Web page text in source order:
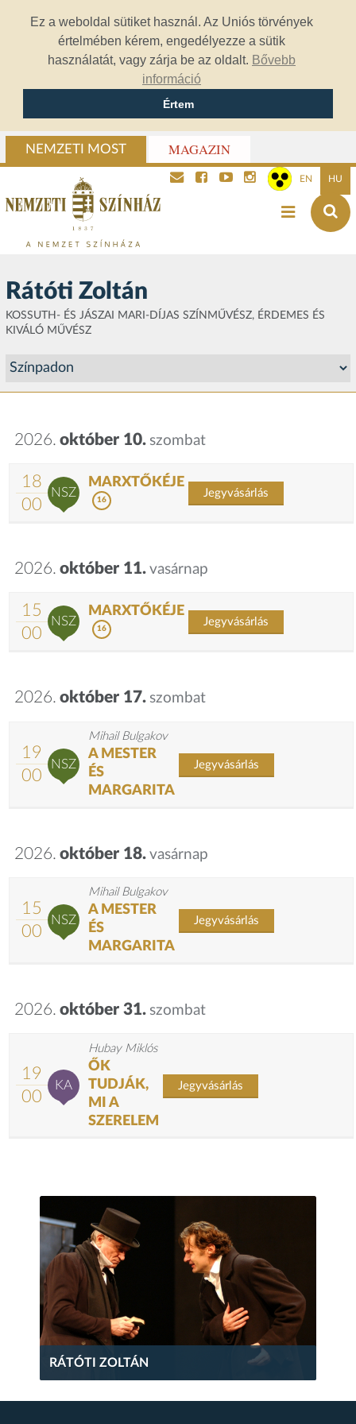
Ez a weboldal sütiket használ. Az Uniós törvények
értelmében kérem, engedélyezze a sütik
használatát, vagy zárja be az oldalt. Bővebb
információ
Értem
NEMZETI MOST MAGAZIN
EN HU
Rátóti Zoltán
KOSSUTH- ÉS JÁSZAI MARI-DÍJAS SZÍNMŰVÉSZ, ÉRDEMES ÉS
KIVÁLÓ MŰVÉSZ
2026. október 10. szombat
18
00
NSZ
MARXTŐKÉJE
16
Jegyvásárlás
2026. október 11. vasárnap
15
00
NSZ
MARXTŐKÉJE
16
Jegyvásárlás
2026. október 17. szombat
19
00
NSZ
Mihail Bulgakov
A MESTER
ÉS
MARGARITA
Jegyvásárlás
2026. október 18. vasárnap
15
00
NSZ
Mihail Bulgakov
A MESTER
ÉS
MARGARITA
Jegyvásárlás
2026. október 31. szombat
19
00
KA
Hubay Miklós
ŐK
TUDJÁK,
MI A
SZERELEM
Jegyvásárlás
RÁTÓTI ZOLTÁN